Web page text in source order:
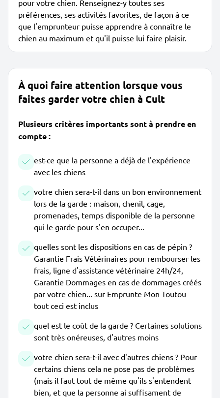
pour votre chien. Renseignez-y toutes ses
préférences, ses activités favorites, de façon à ce
que l'emprunteur puisse apprendre à connaître le
chien au maximum et qu'il puisse lui faire plaisir.
À quoi faire attention lorsque vous
faites garder votre chien à Cult
Plusieurs critères importants sont à prendre en
compte :
est-ce que la personne a déjà de l'expérience
avec les chiens
votre chien sera-t-il dans un bon environnement
lors de la garde : maison, chenil, cage,
promenades, temps disponible de la personne
qui le garde pour s'en occuper...
quelles sont les dispositions en cas de pépin ?
Garantie Frais Vétérinaires pour rembourser les
frais, ligne d'assistance vétérinaire 24h/24,
Garantie Dommages en cas de dommages créés
par votre chien... sur Emprunte Mon Toutou
tout ceci est inclus
quel est le coût de la garde ? Certaines solutions
sont très onéreuses, d'autres moins
votre chien sera-t-il avec d'autres chiens ? Pour
certains chiens cela ne pose pas de problèmes
(mais il faut tout de même qu'ils s'entendent
bien, et que la personne ai suffisament de